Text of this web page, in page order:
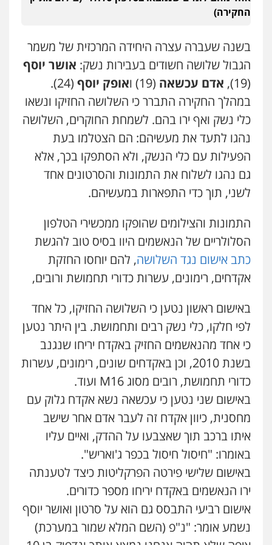
סלימאן אבו שעירה – משרד עורכי דין
עו"ד אסף גונן
פלילי פשע חמור תעבורה צבא מעצרים
וחקירות
0542255161
גל דהן – משרד עורך דין פלילי
פלילי פשיעה חמורה
וחקירות
0544723840
פלילי עורכי דין לענייני אסירים מעצרים
סמים רכוש
0548009246
עדי כרמלי – חברת עו"ד
0525060666
גיא זהבי משרד עורכי דין
פלילי משפחה
503456449
עו"ד איהאב ג'לג'ולי
פלילי
אסירים
0505216700
אייל בן שושן, עורך דין פלילי
פלילי מעצרים וחקירות פשיעה חמורה
נוער רישום פלילי
0522763105
החקירה)
בשנה שעברה עצרה היחידה המרכזית של משמר
הגבול שלושה חשודים בעבירות נשק: אושר יוסף
(19),
אדם עכשאה (19) ו אופק יוסף
(24).
במהלך החקירה התברר כי השלושה החזיקו ונשאו
כלי נשק ואף ירו בהם. לשמחת החוקרים, השלושה
נהגו לתעד את מעשיהם: הם הצטלמו בעת
הפעילות עם כלי הנשק, ולא הסתפקו בכך, אלא
גם נהגו לשלוח את התמונות והסרטונים אחד
לשני, תוך כדי התפארות במעשיהם.
התמונות והצילומים שהופקו ממכשירי הטלפון
הסלולריים של הנאשמים היוו בסיס טוב להגשת
כתב אישום נגד השלושה, להם יוחסו החזקת
אקדחים, רימונים, עשרות כדורי תחמושת ורובים,
באישום ראשון נטען כי השלושה החזיקו, כל אחד
לפי חלקו, כלי נשק רבים ותחמושת. בין היתר נטען
כי אחד מהנאשמים החזיק באקדח יריחו שנגנב
בשנת 2010, וכן באקדחים שונים, רימונים, עשרות
כדורי תחמושת, רובים מסוג M16 ועוד.
באישום שני נטען כי עכשאה נשא אקדח גלוק עם
מחסנית, כיוון אקדח זה לעבר אדם אחר שישב
איתו ברכב תוך שאצבעו על ההדק, ואיים עליו
באומרו: "חיסול חיסול בכפר ג'ואריש".
באישום שלישי פירטה הפרקליטות כיצד לטענתה
ירו הנאשמים באקדח יריחו מספר כדורים.
אישום רביעי התבסס גם הוא על סרטון ואושר יוסף
נשמע אומר: "נ"פ (השם המלא שמור במערכת)